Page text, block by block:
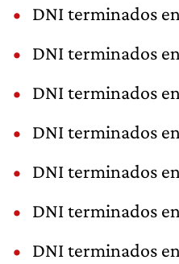
DNI terminados
DNI terminados
DNI terminados
DNI terminados
DNI terminados
DNI terminados
DNI terminados